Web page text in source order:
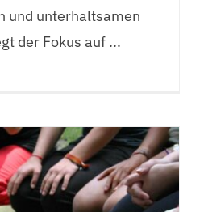
und unterhaltsamen
der Fokus auf ...